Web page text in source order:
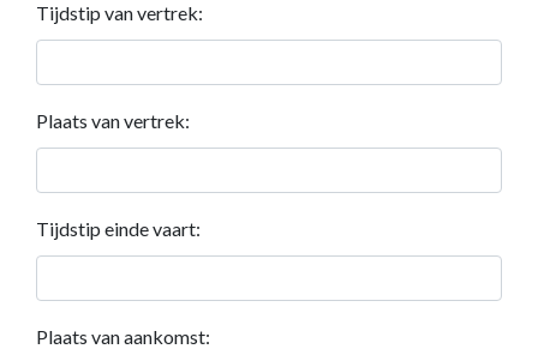
Tijdstip van vertrek:
Plaats van vertrek:
Tijdstip einde vaart:
Plaats van aankomst: